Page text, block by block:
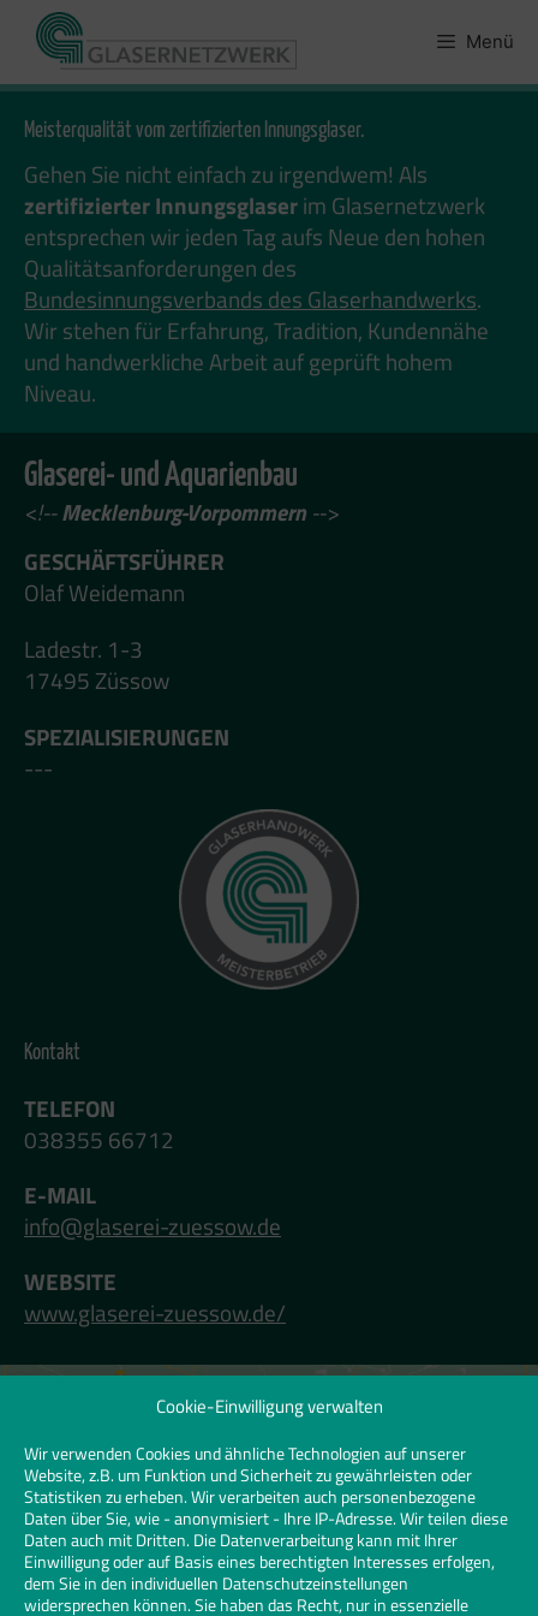
Cookie-Einwilligung verwalten
Wir verwenden Cookies und ähnliche Technologien auf unserer
Website, z.B. um Funktion und Sicherheit zu gewährleisten oder
Statistiken zu erheben. Wir verarbeiten auch personenbezogene
Daten über Sie, wie - anonymisiert - Ihre IP-Adresse. Wir teilen diese
Daten auch mit Dritten. Die Datenverarbeitung kann mit Ihrer
Einwilligung oder auf Basis eines berechtigten Interesses erfolgen,
dem Sie in den individuellen Datenschutzeinstellungen
widersprechen können. Sie haben das Recht, nur in essenzielle
Zum
Inhalt
springen
Menü
Meisterqualität vom zertifizierten Innungsglaser.
Gehen Sie nicht einfach zu irgendwem! Als
zertifizierter Innungsglaserim Glasernetzwerk
entsprechen wir jeden Tag aufs Neue den hohen
Qualitätsanforderungen des
Bundesinnungsverbands des Glaserhandwerks.
Wir stehen für Erfahrung, Tradition, Kundennähe
und handwerkliche Arbeit auf geprüft hohem
Niveau.
Glaserei- und Aquarienbau
<!--Mecklenburg-Vorpommern -->
GESCHÄFTSFÜHRER
Olaf Weidemann
Ladestr. 1-3
17495 Züssow
SPEZIALISIERUNGEN
---
Kontakt
TELEFON
038355 66712
E-MAIL
info@glaserei-zuessow.de
WEBSITE
www.glaserei-zuessow.de/
Klicken Sie hier, um Marketing-Cookies zu
akzeptieren und diesen Inhalt zu
aktivieren | Click to accept marketing
cookies and enable this content